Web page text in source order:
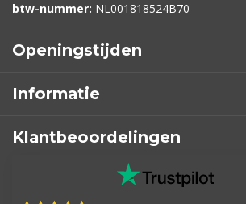
btw-nummer: NL001818524B70
Openingstijden
Informatie
Klantbeoordelingen